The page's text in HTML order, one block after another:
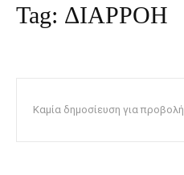
Tag: ΔΙΑΡΡΟΗ
Καμία δημοσίευση για προβολή